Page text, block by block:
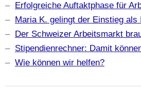
– Erfolgreiche Auftaktphase für
– Maria K. gelingt der Einstieg als
– Der Schweizer Arbeitsmarkt
– Stipendienrechner: Damit
– Wie können wir helfen?